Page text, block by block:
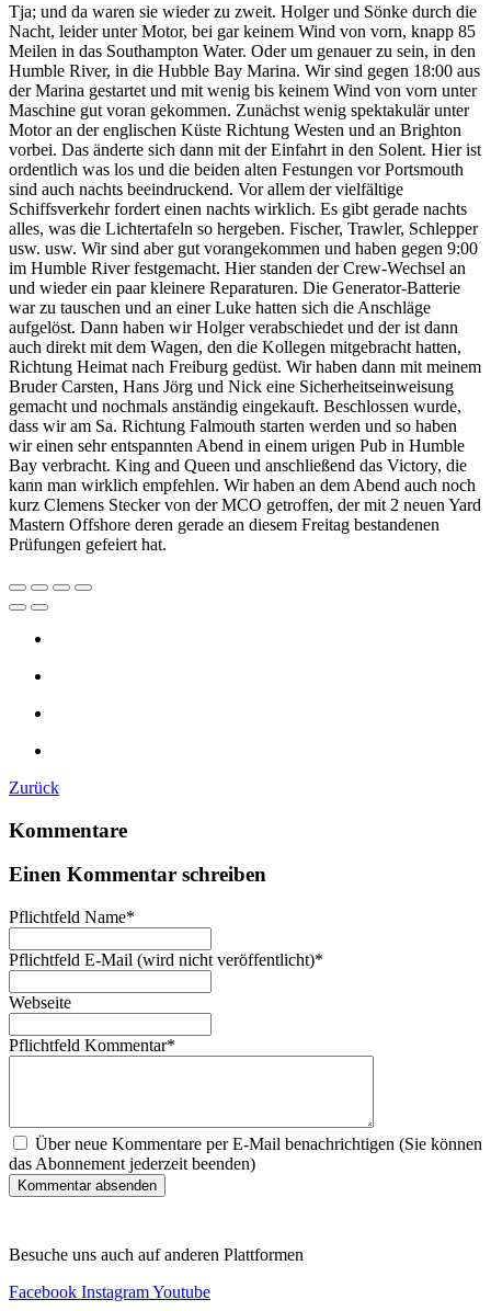
Tja; und da waren sie wieder zu zweit. Holger und Sönke durch die
Nacht, leider unter Motor, bei gar keinem Wind von vorn, knapp 85
Meilen in das Southampton Water. Oder um genauer zu sein, in den
Humble River, in die Hubble Bay Marina. Wir sind gegen 18:00 aus
der Marina gestartet und mit wenig bis keinem Wind von vorn unter
Maschine gut voran gekommen. Zunächst wenig spektakulär unter
Motor an der englischen Küste Richtung Westen und an Brighton
vorbei. Das änderte sich dann mit der Einfahrt in den Solent. Hier ist
ordentlich was los und die beiden alten Festungen vor Portsmouth
sind auch nachts beeindruckend. Vor allem der vielfältige
Schiffsverkehr fordert einen nachts wirklich. Es gibt gerade nachts
alles, was die Lichtertafeln so hergeben. Fischer, Trawler, Schlepper
usw. usw. Wir sind aber gut vorangekommen und haben gegen 9:00
im Humble River festgemacht. Hier standen der Crew-Wechsel an
und wieder ein paar kleinere Reparaturen. Die Generator-Batterie
war zu tauschen und an einer Luke hatten sich die Anschläge
aufgelöst. Dann haben wir Holger verabschiedet und der ist dann
auch direkt mit dem Wagen, den die Kollegen mitgebracht hatten,
Richtung Heimat nach Freiburg gedüst. Wir haben dann mit meinem
Bruder Carsten, Hans Jörg und Nick eine Sicherheitseinweisung
gemacht und nochmals anständig eingekauft. Beschlossen wurde,
dass wir am Sa. Richtung Falmouth starten werden und so haben
wir einen sehr entspannten Abend in einem urigen Pub in Humble
Bay verbracht. King and Queen und anschließend das Victory, die
kann man wirklich empfehlen. Wir haben an dem Abend auch noch
kurz Clemens Stecker von der MCO getroffen, der mit 2 neuen Yard
Mastern Offshore deren gerade an diesem Freitag bestandenen
Prüfungen gefeiert hat.
Zurück
Kommentare
Einen Kommentar schreiben
Pflichtfeld Name*
Pflichtfeld E-Mail (wird nicht veröffentlicht)*
Webseite
Pflichtfeld Kommentar*
Über neue Kommentare per E-Mail benachrichtigen (Sie können
das Abonnement jederzeit beenden)
Kommentar absenden
Besuche uns auch auf anderen Plattformen
Facebook InstagramYoutube